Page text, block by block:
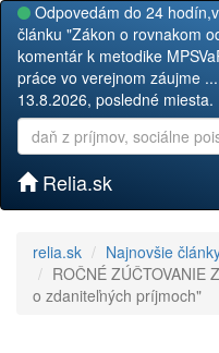
Odpovedám do 24
článku "Zákon o rovnakom
komentár k metodike
práce vo verejnom záujme
13.8.2026, posledné miesta.
Relia.sk
relia.sk
Najnovšie
ROČNÉ ZÚČTOVANIE
o zdaniteľných príjmoch"